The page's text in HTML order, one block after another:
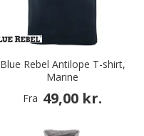
Blue Rebel Antilope T-shirt,
Marine
Fra 49,00 kr.